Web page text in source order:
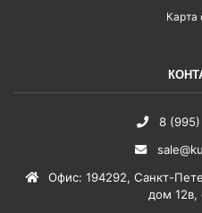
Карта
8
Офис: 194292, Санкт-
дом 12в,